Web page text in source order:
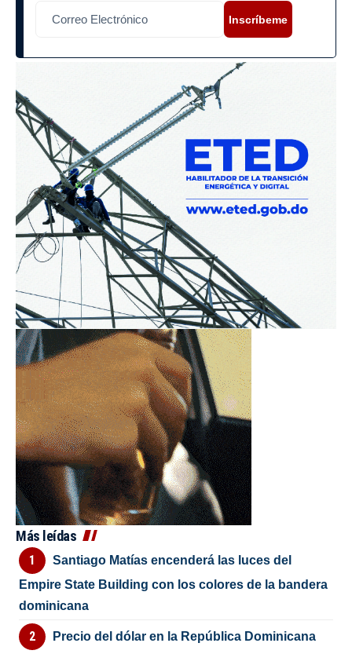
Inscríbeme
Más leídas
Santiago Matías encenderá las luces del
Empire State Building con los colores de la bandera
dominicana
Precio del dólar en la República Dominicana